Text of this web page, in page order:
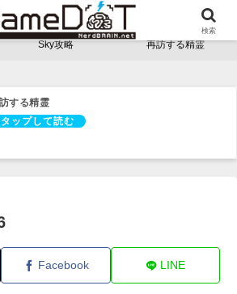
ゲーム支部 - ゲームドット -
Sky攻略 再訪する精霊
する精霊
Facebook LINE
検索